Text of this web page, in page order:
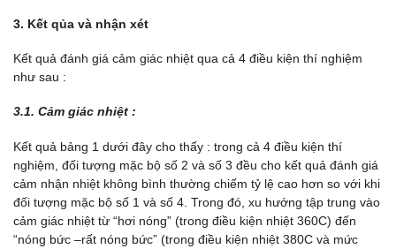
3. Kết qủa và nhận xét
Kết quả đánh giá cảm giác nhiệt qua cả 4 điều kiện thí nghiệm
như sau :
3.1. Cảm giác nhiệt :
Kết quả bảng 1 dưới đây cho thấy : trong cả 4 điều kiện thí
nghiệm, đối tượng mặc bộ số 2 và số 3 đều cho kết quả đánh giá
cảm nhận nhiệt không bình thường chiếm tỷ lệ cao hơn so với khi
đối tượng mặc bộ số 1 và số 4. Trong đó, xu hướng tập trung vào
cảm giác nhiệt từ “hơi nóng” (trong điều kiện nhiệt 360C) đến
“nóng bức –rất nóng bức” (trong điều kiện nhiệt 380C và mức